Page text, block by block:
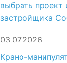
выбрать проект
застройщика
03.07.2026
Крано-